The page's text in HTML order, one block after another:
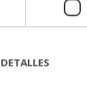
Subrogación de